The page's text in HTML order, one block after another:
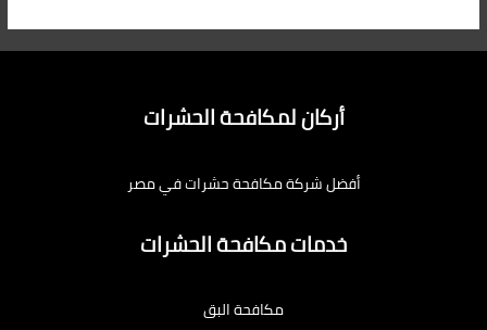
أركان لمكافحة الحشرات
أفضل شركة مكافحة حشرات في مصر
خدمات مكافحة الحشرات
مكافحة البق